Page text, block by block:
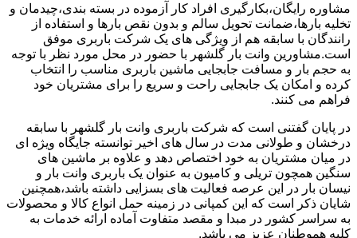
مشاوره رایگان،بکارگیری افراد کار آزموده در بسته بندی،چیدمان و
تخلیه بارها،ضمانت تحویل سالم و بدون نقص بارها و استفاده از
رانندگان با سابقه هم از ویژگی های یک شرکت باربری موفق
است.مشاورین وانت بار گلشهر با حضور در محل مورد نظر با توجه
به حجم بار و مسافت جابجایی ماشین باربری مناسب را انتخاب
کرده و امکان یک جابجایی راحت و سریع را برای مشتریان خود
فراهم می کنند.
در پایان گفتنی است که شرکت باربری وانت بار گلشهر با سابقه
درخشان و طولانی مدت در سال های اخیر توانسته جایگاه ویژه ای
در میان مشتریان به خود اختصاص دهد و علاوه بر ماشین های
سنگین همچون تریلی و کامیون به عنوان یک باربری وانت بار و
نیسان بار در این عرصه فعالیت های بسزایی داشته باشد،همچنین
شایان ذکر است که این کمپانی در زمینه حمل انواع کالا و محصولات
به سراسر کشور در مبدا و مقصد متفاوت آماده ارائه خدمات به
کلیه هموطنان عزیز می باشد.